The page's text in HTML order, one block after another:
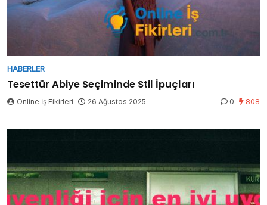
HABERLER
Tesettür Abiye Seçiminde Stil İpuçları
Online İş Fikirleri 26 Ağustos 2025 0 808